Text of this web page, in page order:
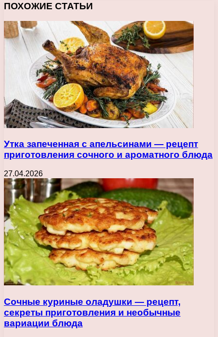
ПОХОЖИЕ СТАТЬИ
Утка запеченная с апельсинами — рецепт
приготовления сочного и ароматного блюда
27.04.2026
Сочные куриные оладушки — рецепт,
секреты приготовления и необычные
вариации блюда